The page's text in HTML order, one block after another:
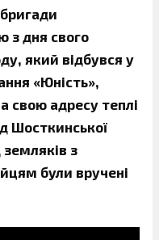
з дня свого
який відбувся у
«Юність»,
свою адресу теплі
Шосткинської
земляків з
були вручені